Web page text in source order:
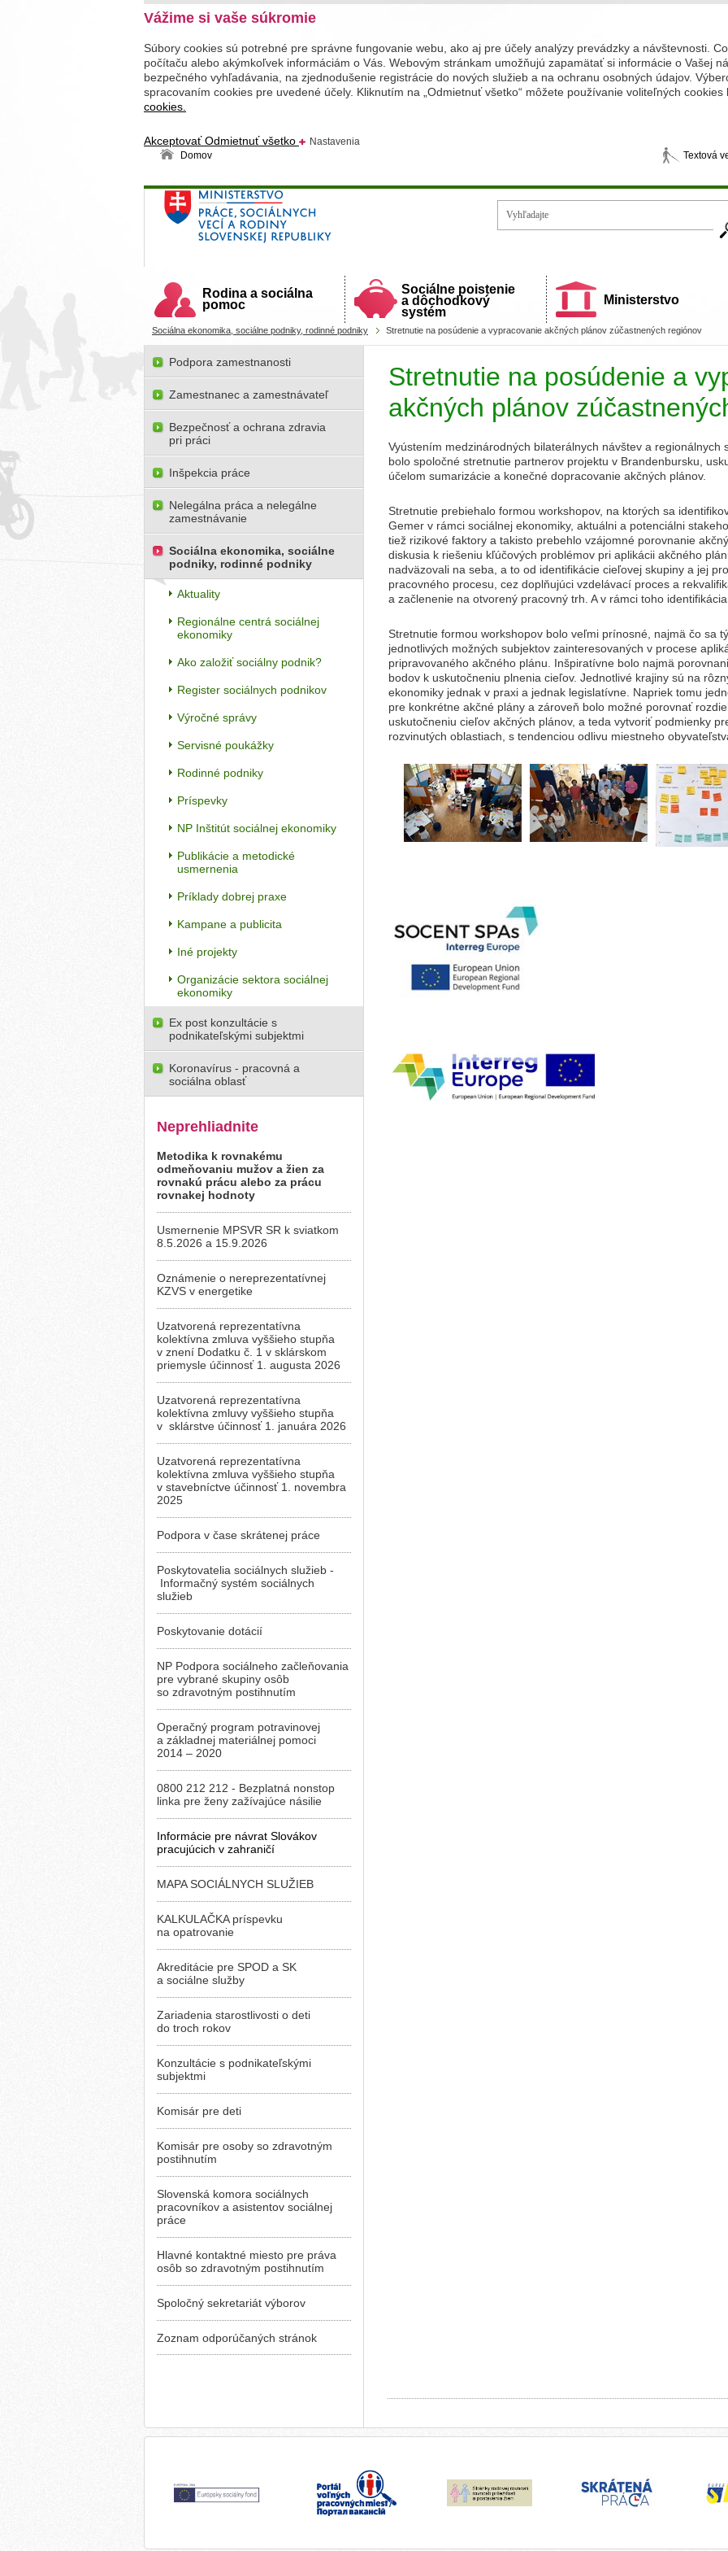
Vážime si vaše súkromie
Súbory cookies sú potrebné pre správne fungovanie webu, ako aj pre účely analýzy prevádzky a návštevnosti.
počítaču alebo akýmkoľvek informáciám o Vás. Webovým stránkam umožňujú zapamätať si informácie o Vašej
bezpečného vyhľadávania, na zjednodušenie registrácie do nových služieb a na ochranu osobných údajov.
spracovaním cookies pre uvedené účely. Kliknutím na „Odmietnuť všetko“ môžete používanie voliteľných
cookies.
AkceptovaťOdmietnuť všetko
Nastavenia
Domov
Textová
Ministerstvo práce, sociálnych vecí a rodiny
Slovenskej republiky
Rodina a sociálna
pomoc
Sociálne poistenie
a dôchodkový
systém
Ministerstvo
Sociálna ekonomika, sociálne podniky, rodinné podniky Stretnutie na posúdenie a vypracovanie akčných plánov zúčastnených regiónov
Stretnutie na posúdenie a
akčných plánov
Vyústením medzinárodných bilaterálnych návštev a
bolo spoločné stretnutie partnerov projektu v Brandenbursku,
účelom sumarizácie a konečné dopracovanie akčných plánov.
Stretnutie prebiehalo formou workshopov, na ktorých sa
Gemer v rámci sociálnej ekonomiky, aktuálni a potenciálni
tiež rizikové faktory a takisto prebehlo vzájomné porovnanie
diskusia k riešeniu kľúčových problémov pri aplikácii akčného
nadväzovali na seba, a to od identifikácie cieľovej skupiny a jej
pracovného procesu, cez doplňujúci vzdelávací proces a
a začlenenie na otvorený pracovný trh. A v rámci toho
Stretnutie formou workshopov bolo veľmi prínosné, najmä čo sa
jednotlivých možných subjektov zainteresovaných v procese
pripravovaného akčného plánu. Inšpiratívne bolo najmä
bodov k uskutočneniu plnenia cieľov. Jednotlivé krajiny sú na
ekonomiky jednak v praxi a jednak legislatívne. Napriek tomu
pre konkrétne akčné plány a zároveň bolo možné porovnať
uskutočneniu cieľov akčných plánov, a teda vytvoriť podmienky
rozvinutých oblastiach, s tendenciou odlivu miestneho
Podpora zamestnanosti
Zamestnanec a zamestnávateľ
Bezpečnosť a ochrana zdravia
pri práci
Inšpekcia práce
Nelegálna práca a nelegálne
zamestnávanie
Sociálna ekonomika, sociálne
podniky, rodinné podniky
Aktuality
Regionálne centrá sociálnej
ekonomiky
Ako založiť sociálny podnik?
Register sociálnych podnikov
Výročné správy
Servisné poukážky
Rodinné podniky
Príspevky
NP Inštitút sociálnej ekonomiky
Publikácie a metodické
usmernenia
Príklady dobrej praxe
Kampane a publicita
Iné projekty
Organizácie sektora sociálnej
ekonomiky
Ex post konzultácie s
podnikateľskými subjektmi
Koronavírus - pracovná a
sociálna oblasť
Neprehliadnite
Metodika k rovnakému
odmeňovaniu mužov a žien za
rovnakú prácu alebo za prácu
rovnakej hodnoty
Usmernenie MPSVR SR k sviatkom
8.5.2026 a 15.9.2026
Oznámenie o nereprezentatívnej
KZVS v energetike
Uzatvorená reprezentatívna
kolektívna zmluva vyššieho stupňa
v znení Dodatku č. 1 v sklárskom
priemysle účinnosť 1. augusta 2026
Uzatvorená reprezentatívna
kolektívna zmluvy vyššieho stupňa
v sklárstve účinnosť 1. januára 2026
Uzatvorená reprezentatívna
kolektívna zmluva vyššieho stupňa
v stavebníctve účinnosť 1. novembra
2025
Podpora v čase skrátenej práce
Poskytovatelia sociálnych služieb -
Informačný systém sociálnych
služieb
Poskytovanie dotácií
NP Podpora sociálneho začleňovania
pre vybrané skupiny osôb
so zdravotným postihnutím
Operačný program potravinovej
a základnej materiálnej pomoci
2014 – 2020
0800 212 212 - Bezplatná nonstop
linka pre ženy zažívajúce násilie
Informácie pre návrat Slovákov
pracujúcich v zahraničí
MAPA SOCIÁLNYCH SLUŽIEB
KALKULAČKA príspevku
na opatrovanie
Akreditácie pre SPOD a SK
a sociálne služby
Zariadenia starostlivosti o deti
do troch rokov
Konzultácie s podnikateľskými
subjektmi
Komisár pre deti
Komisár pre osoby so zdravotným
postihnutím
Slovenská komora sociálnych
pracovníkov a asistentov sociálnej
práce
Hlavné kontaktné miesto pre práva
osôb so zdravotným postihnutím
Spoločný sekretariát výborov
Zoznam odporúčaných stránok